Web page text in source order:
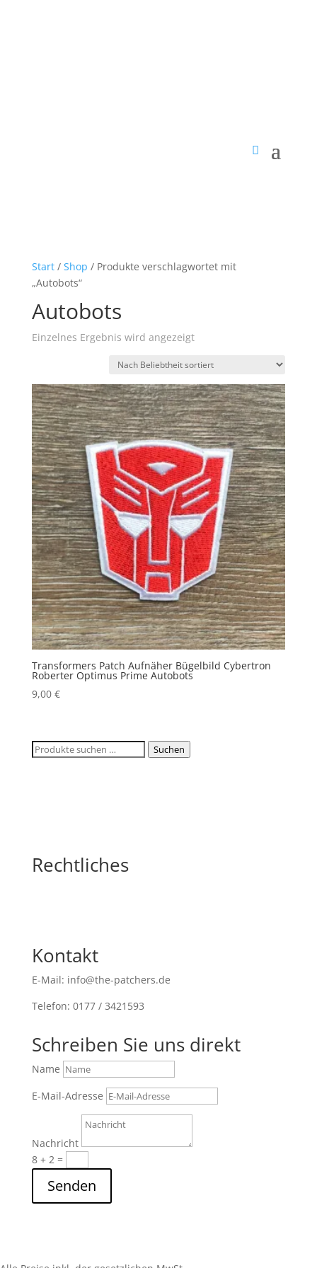
Start/ Shop / Produkte verschlagwortet mit
„Autobots“
Autobots
Einzelnes Ergebnis wird angezeigt
Transformers Patch Aufnäher Bügelbild Cybertron
Roberter Optimus Prime Autobots
9,00 €
Suchen
Suchen
Rechtliches
Kontakt
E-Mail: info@the-patchers.de
Telefon: 0177 / 3421593
Schreiben Sie uns direkt
Name
E-Mail-Adresse
Nachricht
8 + 2=
Senden